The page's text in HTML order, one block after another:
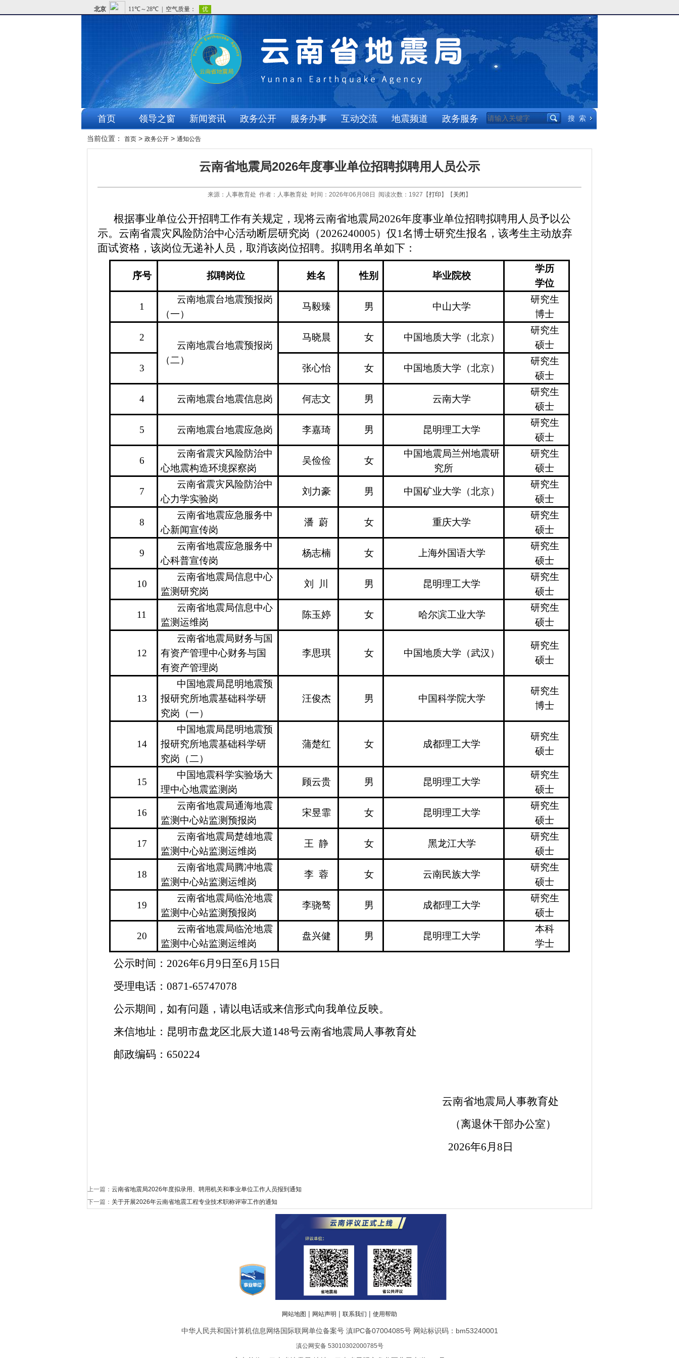
首页 领导之窗 新闻资讯 政务公开 服务办事 互动交流 地震频道 政务服务
当前位置： 首页 > 政务公开 > 通知公告
云南省地震局2026年度事业单位招聘拟聘用人员公示
来源：人事教育处 作者：人事教育处 时间：2026年06月08日 阅读次数： 1927 【打印 】【 关闭 】
根据事业单位公开招聘工作有关规定，现将云南省地震局2026年度事业单位招聘拟聘用人员予以公
示。云南省震灾风险防治中心活动断层研究岗（2026240005） 仅 1名博士研究生报名，该考生主动放弃
面试资格，该岗位无递补人员 ，取消该岗位招聘。 拟聘用名单如下：
序号 拟聘岗位 姓名 性别 毕业院校
学历
学位
1
云南地震台地震预报岗
（一）
马毅臻 男 中山大学
研究生
博士
2
云南地震台地震预报岗
（二）
马晓晨 女 中国地质大学（北京）
研究生
硕士
3 张心怡 女 中国地质大学（北京）
研究生
硕士
4 云南地震台地震信息岗 何志文 男 云南大学
研究生
硕士
5 云南地震台地震应急岗 李嘉琦 男 昆明理工大学
研究生
硕士
6
云南省震灾风险防治中
心地震构造环境探察岗
吴俭俭 女
中国地震局兰州地震研
究所
研究生
硕士
7
云南省震灾风险防治中
心力学实验岗
刘力豪 男 中国矿业大学（北京）
研究生
硕士
8
云南省地震应急服务中
心新闻宣传岗
潘 蔚 女 重庆大学
研究生
硕士
9
云南省地震应急服务中
心科普宣传岗
杨志楠 女 上海外国语大学
研究生
硕士
10
云南省地震局信息中心
监测研究岗
刘 川 男 昆明理工大学
研究生
硕士
11
云南省地震局信息中心
监测运维岗
陈玉婷 女 哈尔滨工业大学
研究生
硕士
12
云南省地震局财务与国
有资产管理中心财务与国
有资产管理岗
李思琪 女 中国地质大学（武汉）
研究生
硕士
13
中国地震局昆明地震预
报研究所地震基础科学研
究岗（一）
汪俊杰 男 中国科学院大学
研究生
博士
14
中国地震局昆明地震预
报研究所地震基础科学研
究岗（二）
蒲楚红 女 成都理工大学
研究生
硕士
15
中国地震科学实验场大
理中心地震监测岗
顾云贵 男 昆明理工大学
研究生
硕士
16
云南省地震局通海地震
监测中心站监测预报岗
宋昱霏 女 昆明理工大学
研究生
硕士
17
云南省地震局楚雄地震
监测中心站监测运维岗
王 静 女 黑龙江大学
研究生
硕士
18
云南省地震局腾冲地震
监测中心站监测运维岗
李 蓉 女 云南民族大学
研究生
硕士
19
云南省地震局临沧地震
监测中心站监测预报岗
李骁骜 男 成都理工大学
研究生
硕士
20
云南省地震局临沧地震
监测中心站监测运维岗
盘兴健 男 昆明理工大学
本科
学士
公示时间： 2026年6月 9 日至6月 15 日
受理电话： 0871-65747078
公示期间，如有问题，请以电话或来信形式向我单位反映。
来信地址：昆明市盘龙区北辰大道148号云南省地震局人事教育处
邮政编码： 650224
云南省地震局人事教育处
（离退休干部办公室）
2026年6月 8 日
上一篇： 云南省地震局2026年度拟录用、聘用机关和事业单位工作人员报到通知
下一篇： 关于开展2026年云南省地震工程专业技术职称评审工作的通知
网站地图 | 网站声明 | 联系我们 | 使用帮助
中华人民共和国计算机信息网络国际联网单位备案号 滇IPC备07004085号 网站标识码：bm53240001
滇公网安备 53010302000785号